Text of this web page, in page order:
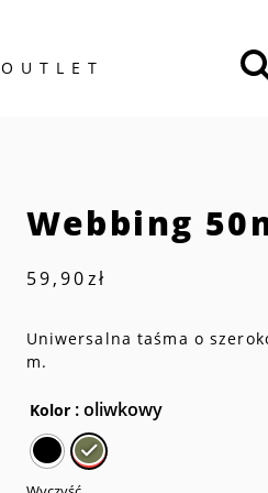
OUTLET
Webbing
59,90zł
Uniwersalna taśma o
m.
Kolor : oliwkowy